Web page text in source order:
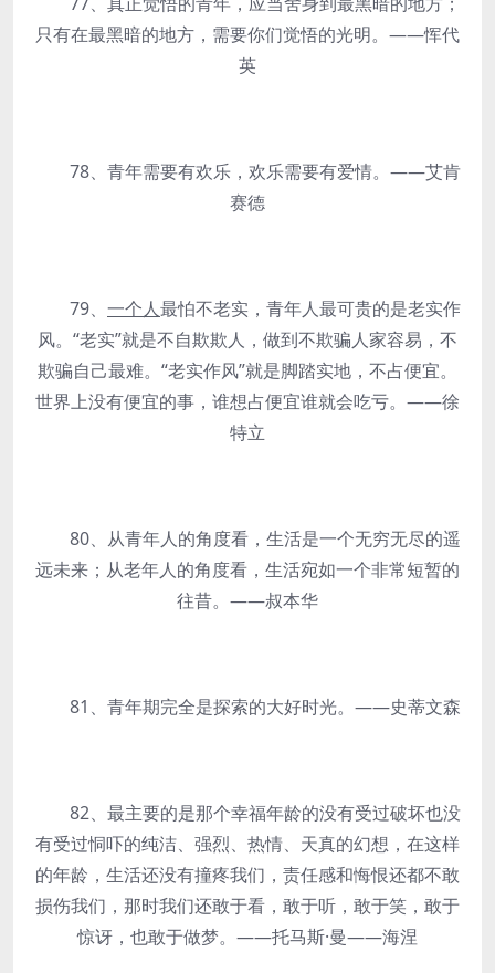
只有在最黑暗的地方，需要你们觉悟的光明。——恽代
英
78、青年需要有欢乐，欢乐需要有爱情。——艾肯
赛德
79、 一个人最怕不老实，青年人最可贵的是老实作
风。“老实”就是不自欺欺人，做到不欺骗人家容易，不
欺骗自己最难。“老实作风”就是脚踏实地，不占便宜。
世界上没有便宜的事，谁想占便宜谁就会吃亏。——徐
特立
80、从青年人的角度看，生活是一个无穷无尽的遥
远未来；从老年人的角度看，生活宛如一个非常短暂的
往昔。——叔本华
81、青年期完全是探索的大好时光。——史蒂文森
82、最主要的是那个幸福年龄的没有受过破坏也没
有受过恫吓的纯洁、强烈、热情、天真的幻想，在这样
的年龄，生活还没有撞疼我们，责任感和悔恨还都不敢
损伤我们，那时我们还敢于看，敢于听，敢于笑，敢于
惊讶，也敢于做梦。——托马斯·曼——海涅